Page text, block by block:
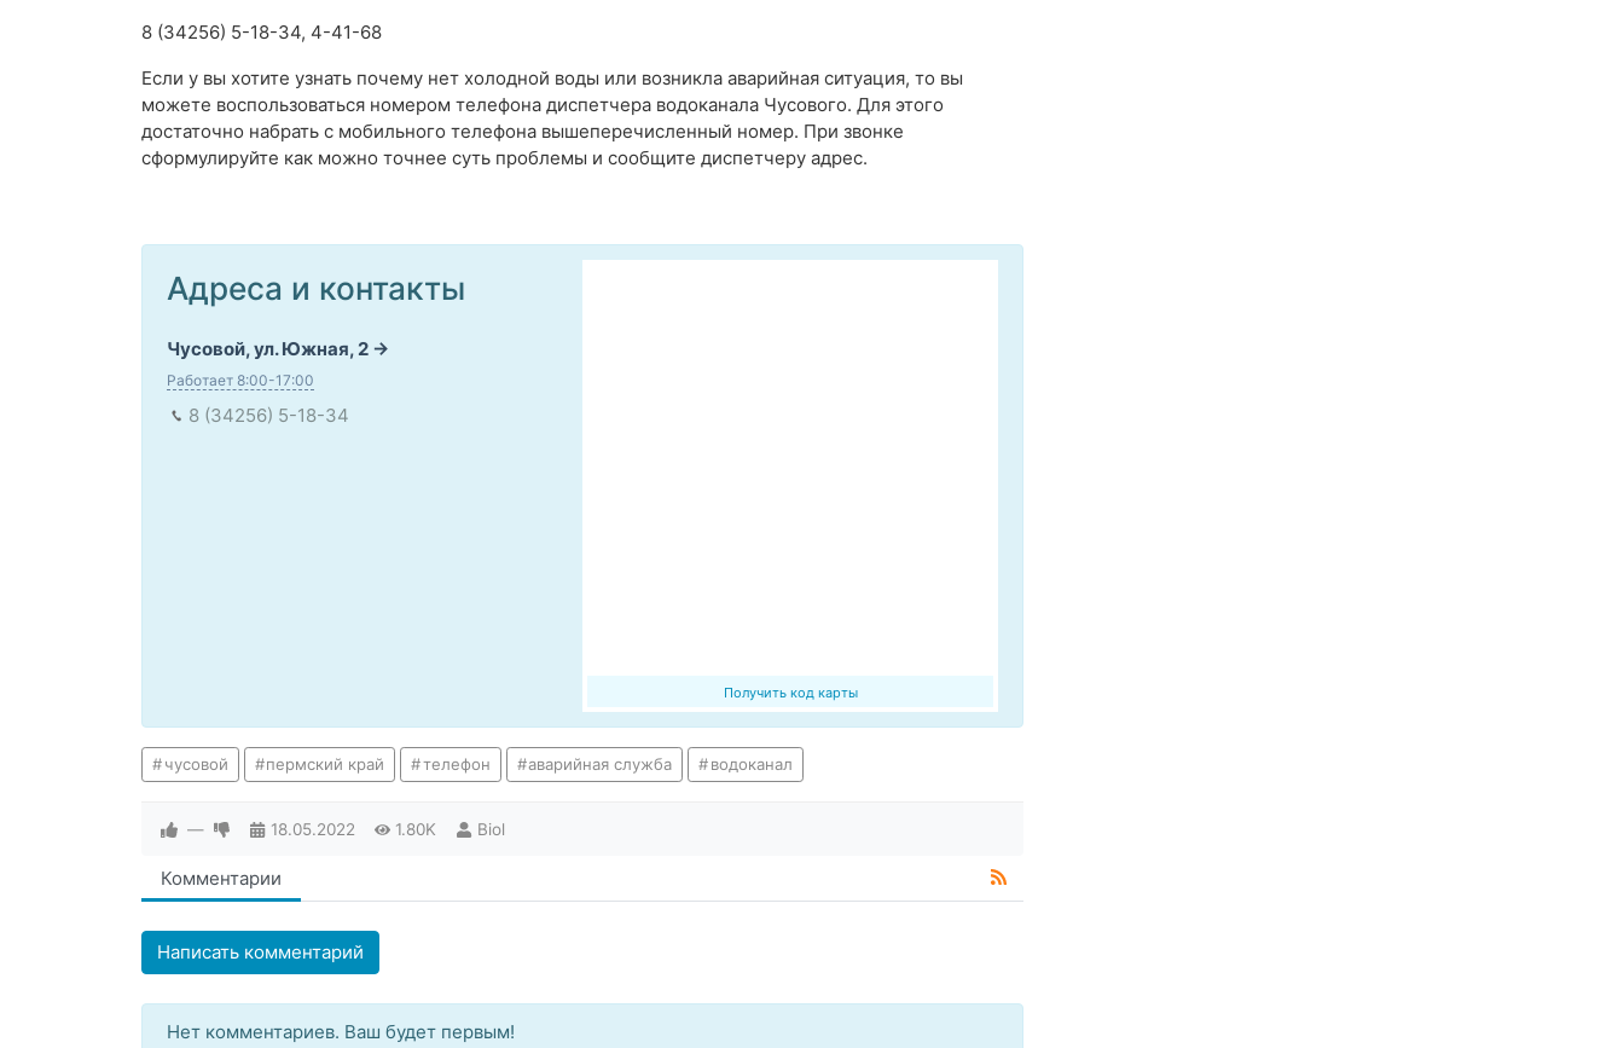
8 (34256) 5-18-34, 4-41-68
Если у вы хотите узнать почему нет холодной воды или возникла аварийная ситуация, то вы
можете воспользоваться номером телефона диспетчера водоканала Чусового. Для этого
достаточно набрать с мобильного телефона вышеперечисленный номер. При звонке
сформулируйте как можно точнее суть проблемы и сообщите диспетчеру адрес.
Получить код карты
Адреса и контакты
Чусовой, ул. Южная, 2
Работает 8:00-17:00
8 (34256) 5-18-34
чусовой пермский край телефон аварийная служба водоканал
— 18.05.2022 1.80K Biol
Комментарии
Написать комментарий
Нет комментариев. Ваш будет первым!